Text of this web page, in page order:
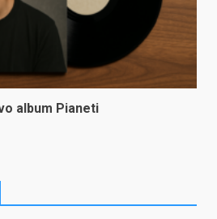
album Pianeti